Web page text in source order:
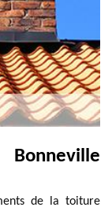
de la toiture